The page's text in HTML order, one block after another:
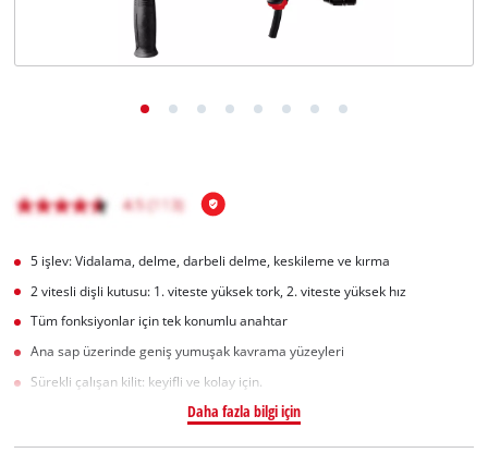
5 işlev: Vidalama, delme, darbeli delme, keskileme ve kırma
2 vitesli dişli kutusu: 1. viteste yüksek tork, 2. viteste yüksek hız
Tüm fonksiyonlar için tek konumlu anahtar
Ana sap üzerinde geniş yumuşak kavrama yüzeyleri
Sürekli çalışan kilit: keyifli ve kolay için.
Daha fazla bilgi için